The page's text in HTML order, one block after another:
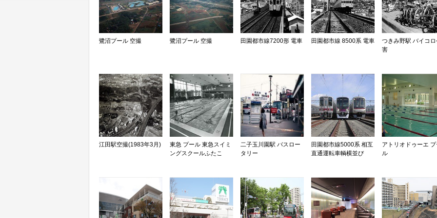
鷺沼プール 空撮 鷺沼プール 空撮 田園都市線7200形 電車 田園都市線 8500系 電車
つきみ野駅 バイコ
害
江田駅空撮(1983年3月)
東急 プール 東急スイミ
ングスクールふたこ
二子玉川園駅 バスロー
タリー
田園都市線5000系 相互
直通運転車輌横並び
アトリオドゥーエ
ル